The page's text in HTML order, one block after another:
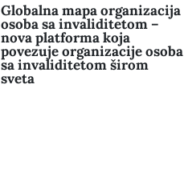
Globalna mapa organizacija
osoba sa invaliditetom –
nova platforma koja
povezuje organizacije osoba
sa invaliditetom širom
sveta